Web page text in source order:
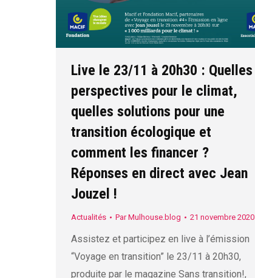
Live le 23/11 à 20h30 : Quelles
perspectives pour le climat,
quelles solutions pour une
transition écologique et
comment les financer ?
Réponses en direct avec Jean
Jouzel !
Actualités ParMulhouse.blog 21 novembre 2020
Assistez et participez en live à l’émission
“Voyage en transition” le 23/11 à 20h30,
produite par le magazine Sans transition!,